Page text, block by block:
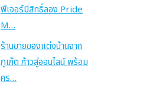
ฟีเจอร์มีสิทธิ์ลอง Pride
M…
ร้านขายของแต่งบ้านจาก
ภูเก็ต ก้าวสู่ออนไลน์ พร้อม
คร…